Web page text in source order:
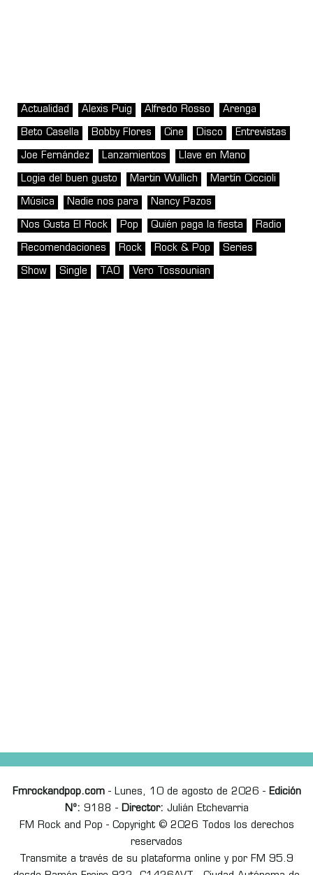
Actualidad Alexis Puig Alfredo Rosso Arenga
Beto Casella Bobby Flores Cine Disco Entrevistas
Joe Fernández Lanzamientos Llave en Mano
Logia del buen gusto Martin Wullich Martín Ciccioli
Música Nadie nos para Nancy Pazos
Nos Gusta El Rock Pop Quién paga la fiesta Radio
Recomendaciones Rock Rock & Pop Series
Show Single TAO Vero Tossounian
Fmrockandpop.com- Lunes, 10 de agosto de 2026 - Edición
Nº: 9188 - Director: Julián Etchevarria
FM Rock and Pop - Copyright © 2026 Todos los derechos
reservados
Transmite a través de su plataforma online y por FM 95.9